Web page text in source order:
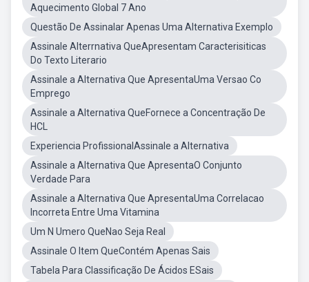
Aquecimento Global 7 Ano
Questão De Assinalar Apenas Uma Alternativa Exemplo
Assinale Alterrnativa QueApresentam Caracterisiticas
Do Texto Literario
Assinale a Alternativa Que ApresentaUma Versao Co
Emprego
Assinale a Alternativa QueFornece a Concentração De
HCL
Experiencia ProfissionalAssinale a Alternativa
Assinale a Alternativa Que ApresentaO Conjunto
Verdade Para
Assinale a Alternativa Que ApresentaUma Correlacao
Incorreta Entre Uma Vitamina
Um N Umero QueNao Seja Real
Assinale O Item QueContém Apenas Sais
Tabela Para Classificação De Ácidos ESais